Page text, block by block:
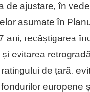
de ajustare, în
asumate în
ani, recâștigarea
evitarea
de țară,
europene